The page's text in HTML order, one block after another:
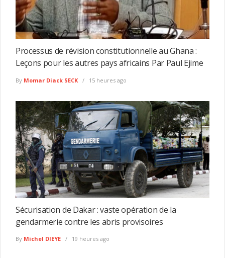
Processus de révision constitutionnelle au Ghana :
Leçons pour les autres pays africains Par Paul Ejime
By Momar Diack SECK 15 heures ago
Sécurisation de Dakar : vaste opération de la
gendarmerie contre les abris provisoires
By Michel DIEYE 19 heures ago